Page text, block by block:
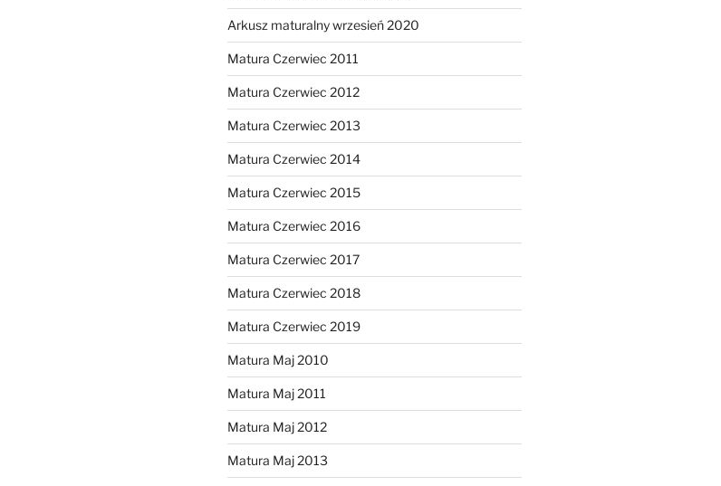
Arkusz maturalny wrzesień 2020
Matura Czerwiec 2011
Matura Czerwiec 2012
Matura Czerwiec 2013
Matura Czerwiec 2014
Matura Czerwiec 2015
Matura Czerwiec 2016
Matura Czerwiec 2017
Matura Czerwiec 2018
Matura Czerwiec 2019
Matura Maj 2010
Matura Maj 2011
Matura Maj 2012
Matura Maj 2013